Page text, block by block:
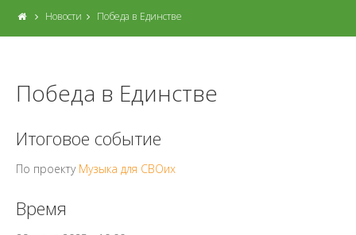
Новости Победа в Единстве
Победа в Единстве
Итоговое событие
По проекту Музыка для СВОих
Время